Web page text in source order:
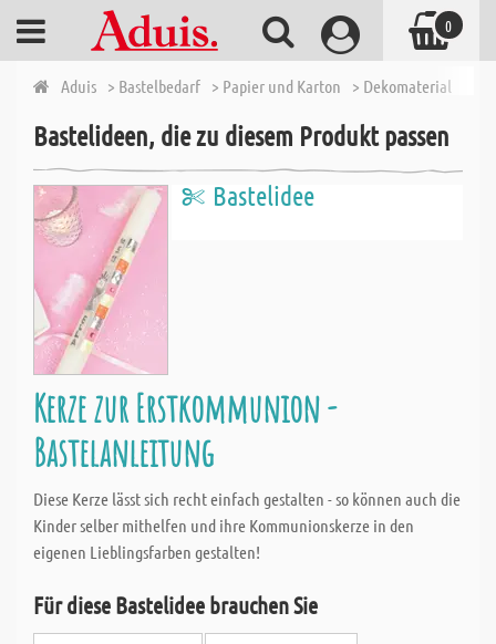
Aduis > Bastelbedarf > Papier und Karton > Dekomaterial
Bastelideen, die zu diesem Produkt passen
Bastelidee
Kerze zur Erstkommunion -
Bastelanleitung
Diese Kerze lässt sich recht einfach gestalten - so können auch die
Kinder selber mithelfen und ihre Kommunionskerze in den
eigenen Lieblingsfarben gestalten!
Für diese Bastelidee brauchen Sie
0